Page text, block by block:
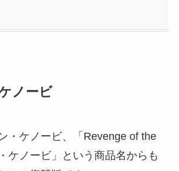
ノービ
・ケノービ、「Revenge of the
ケノービ」という商品名からも